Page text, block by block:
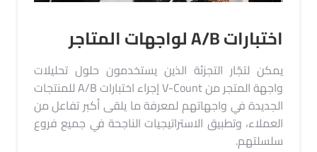
اختبارات A/B لواجهات المتاجر
يمكن لتجّار التجزئة الذين يستخدمون حلول تحليلات
واجهة المتجر من V-Count إجراء اختبارات A/B للمنتجات
الجديدة في واجهاتهم لمعرفة ما يلقى أكبر تفاعل من
العملاء، وتطبيق الاستراتيجيات الناجحة في جميع فروع
سلسلتهم.